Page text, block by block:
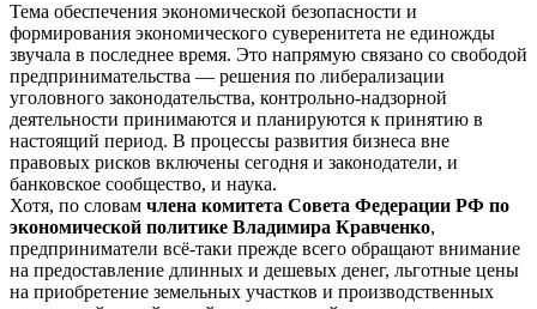
Тема обеспечения экономической безопасности и
формирования экономического суверенитета не единожды
звучала в последнее время. Это напрямую связано со свободой
предпринимательства — решения по либерализации
уголовного законодательства, контрольно-надзорной
деятельности принимаются и планируются к принятию в
настоящий период. В процессы развития бизнеса вне
правовых рисков включены сегодня и законодатели, и
банковское сообщество, и наука.
Хотя, по словам члена комитета Совета Федерации РФ по
экономической политике Владимира Кравченко,
предприниматели всё-таки прежде всего обращают внимание
на предоставление длинных и дешевых денег, льготные цены
на приобретение земельных участков и производственных